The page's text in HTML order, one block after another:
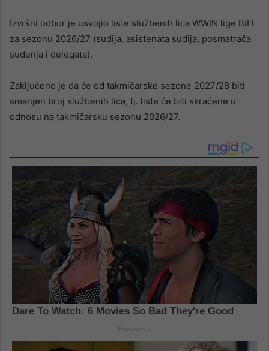
Izvršni odbor je usvojio liste službenih lica WWIN lige BiH
za sezonu 2026/27 (sudija, asistenata sudija, posmatrača
suđenja i delegata).
Zaključeno je da će od takmičarske sezone 2027/28 biti
smanjen broj službenih lica, tj. liste će biti skraćene u
odnosu na takmičarsku sezonu 2026/27.